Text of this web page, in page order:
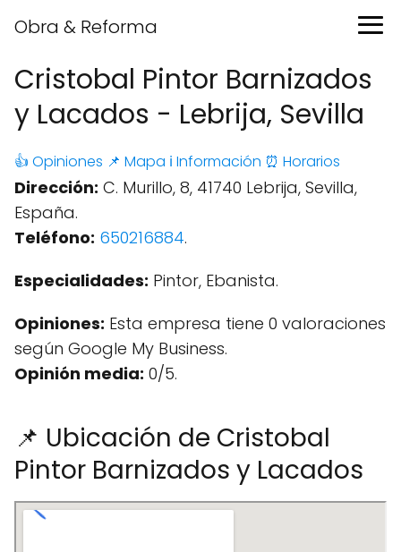
Obra & Reforma
Cristobal Pintor Barnizados
y Lacados - Lebrija, Sevilla
👍 Opiniones 📌 Mapa ℹ️ Información ⏰ Horarios
Dirección: C. Murillo, 8, 41740 Lebrija, Sevilla,
España.
Teléfono: 650216884.
Especialidades: Pintor, Ebanista.
Opiniones: Esta empresa tiene 0 valoraciones
según Google My Business.
Opinión media: 0/5.
📌 Ubicación de Cristobal
Pintor Barnizados y Lacados